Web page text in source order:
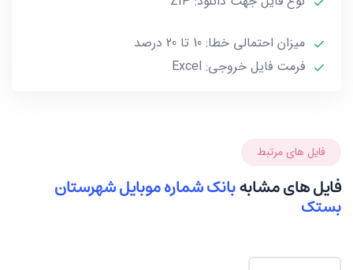
میزان احتمالی خطا: 10 تا 20 درصد
فرمت فایل خروجی: Excel
فایل های مرتبط
فایل های مشابهبانک شماره موبایل شهرستان
بستک